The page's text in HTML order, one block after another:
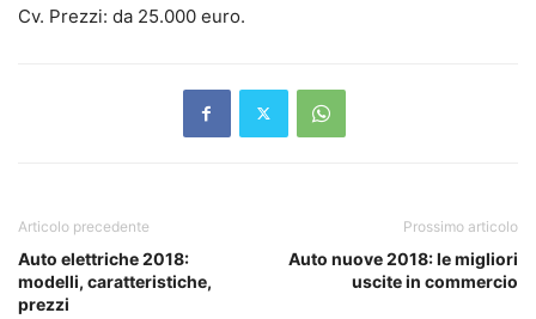
Cv. Prezzi: da 25.000 euro.
Articolo precedente
Auto elettriche 2018:
modelli, caratteristiche,
prezzi
Prossimo articolo
Auto nuove 2018: le migliori
uscite in commercio